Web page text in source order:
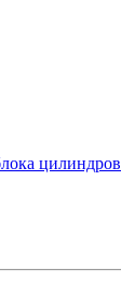
цилиндров